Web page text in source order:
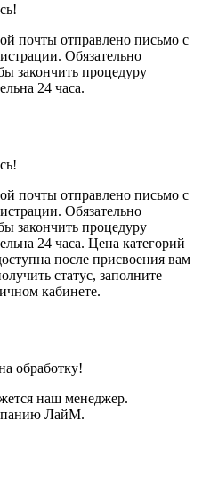
почты отправлено письмо с
Обязательно
закончить процедуру
24 часа.
почты отправлено письмо с
Обязательно
закончить процедуру
24 часа. Цена категорий
после присвоения вам
статус, заполните
кабинете.
обработку!
наш менеджер.
ЛайМ.